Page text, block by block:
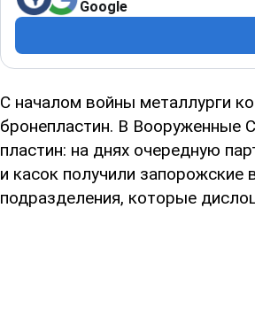
Google
С началом войны металлурги
бронепластин. В Вооруженные
пластин: на днях очередную
и касок получили
подразделения, которые